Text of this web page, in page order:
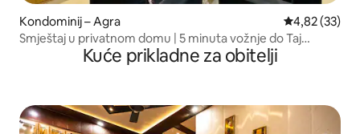
Kondominij – Agra Prosječna
4,82 (33)
Smještaj u privatnom domu | 5 minuta vožnje do Taj
Kuće prikladne za obitelji